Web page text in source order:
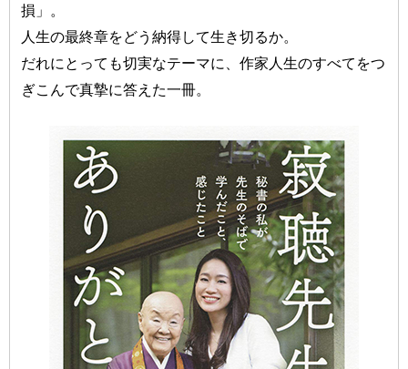
損」。
人生の最終章をどう納得して生き切るか。
だれにとっても切実なテーマに、作家人生のすべてをつ
ぎこんで真摯に答えた一冊。